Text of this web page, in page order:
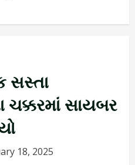
સસ્તા
ચક્કરમાં સાયબર
18, 2025